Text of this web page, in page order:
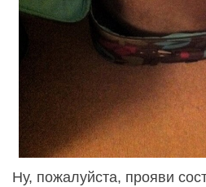
Ну, пожалуйста, прояви